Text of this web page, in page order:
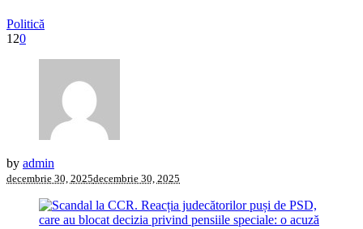
Politică
120
by admin
decembrie 30, 2025decembrie 30, 2025